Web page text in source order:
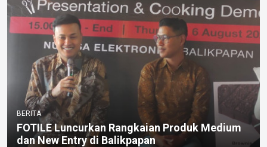
BERITA
FOTILE Luncurkan Rangkaian Produk Medium
dan New Entry di Balikpapan